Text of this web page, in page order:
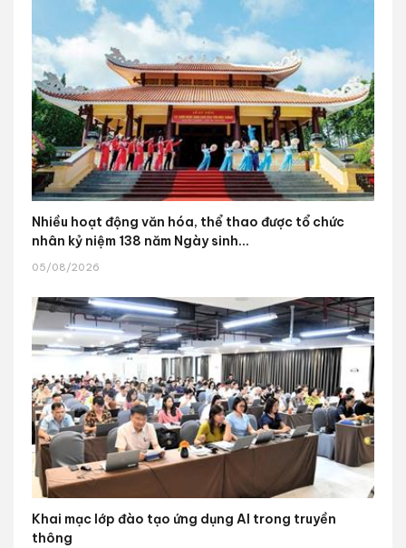
Nhiều hoạt động văn hóa, thể thao được tổ chức
nhân kỷ niệm 138 năm Ngày sinh...
05/08/2026
Khai mạc lớp đào tạo ứng dụng AI trong truyền
thông